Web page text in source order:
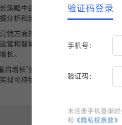
策略中的作用。利用大数据和人工
分析和监控，企业可以及时调整策略
销方面的实践经验。悠易科技作为
营和智能决策。通过深度整合数据
长。
启增长”强调了数据在数字化时代下
现可持续发展。
验证码登录
手机号：
验证码：
未注册手机登录
和 《隐私权条款》